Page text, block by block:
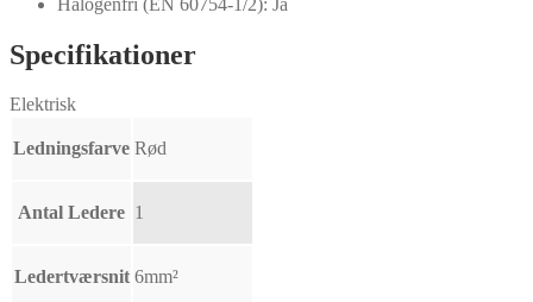
Specifikationer
Elektrisk
Ledningsfarve Rød
Antal Ledere 1
Ledertværsnit 6mm²